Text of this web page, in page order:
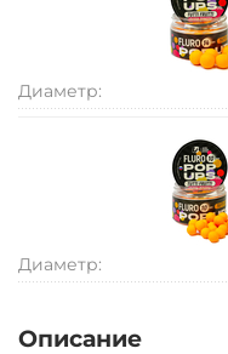
Диаметр:
Диаметр:
Описание